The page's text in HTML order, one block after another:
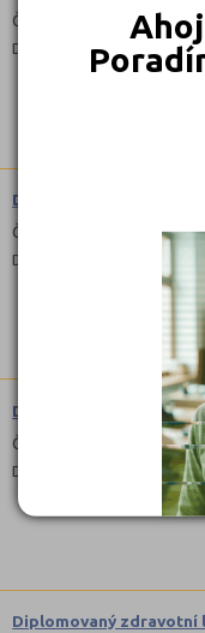
Čeština
Denní, Kombinované
Diplomovaný
Čeština
Denní, Kombinované
Diplomovaný nutriční
Čeština
Denní, Kombinované
Diplomovaný zdravotní